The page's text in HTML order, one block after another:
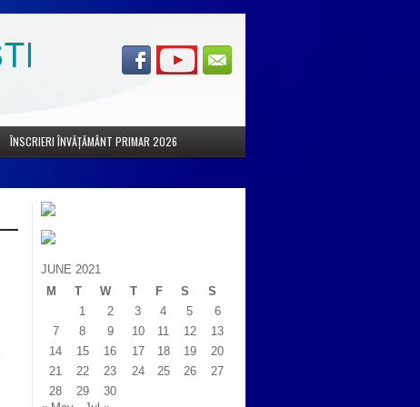
ÎNSCRIERI ÎNVĂȚĂMÂNT PRIMAR 2026
JUNE 2021
M
T W T F S
S
1
2 3 4 5
6
7
8 9 10 11 12
13
14
15 16 17 18 19
20
21
22 23 24 25 26
27
28
29
30